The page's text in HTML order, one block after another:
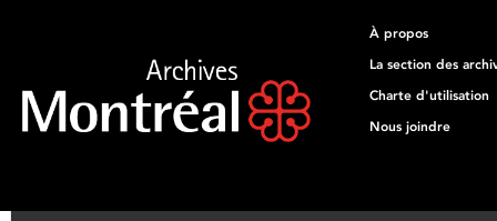
À propos
La section des
Charte d'utilisation
Nous joindre